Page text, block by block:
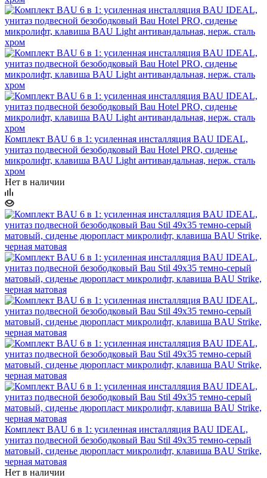
Комплект BAU 6 в 1: усиленная инсталляция BAU IDEAL,
унитаз подвесной безободковый Bau Hotel PRO, сиденье
микролифт, клавиша BAU Light антивандальная, нерж. сталь
хром
Нет в наличии
Комплект BAU 6 в 1: усиленная инсталляция BAU IDEAL,
унитаз подвесной безободковый Bau Stil 49х35 темно-серый
матовый, сиденье дюропласт микролифт, клавиша BAU Strike,
черная матовая
Нет в наличии